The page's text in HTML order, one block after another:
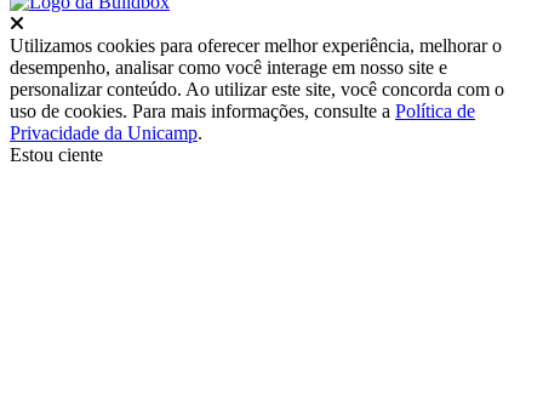
Utilizamos cookies para oferecer melhor experiência, melhorar o
desempenho, analisar como você interage em nosso site e
personalizar conteúdo. Ao utilizar este site, você concorda com o
uso de cookies. Para mais informações, consulte a Política de
Privacidade da Unicamp.
Estou ciente